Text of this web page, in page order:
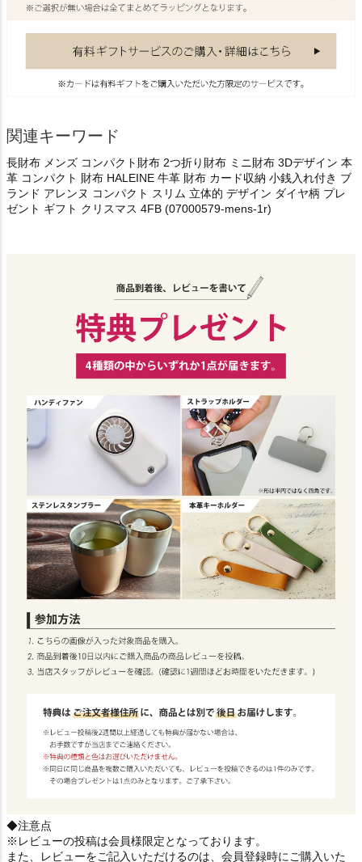
関連キーワード
長財布 メンズ コンパクト財布 2つ折り財布 ミニ財布 3Dデザイン 本
革 コンパクト 財布 HALEINE 牛革 財布 カード収納 小銭入れ付き ブ
ランド アレンヌ コンパクト スリム 立体的 デザイン ダイヤ柄 プレ
ゼント ギフト クリスマス 4FB (07000579-mens-1r)
◆注意点
※レビューの投稿は会員様限定となっております。
また、レビューをご記入いただけるのは、会員登録時にご購入いた